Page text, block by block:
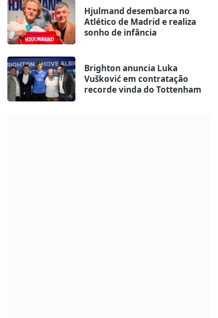
Hjulmand desembarca no
Atlético de Madrid e realiza
sonho de infância
Brighton anuncia Luka
Vušković em contratação
recorde vinda do Tottenham